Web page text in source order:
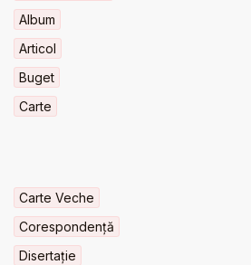
Album
Articol
Buget
Carte
Carte Veche
Corespondență
Disertație